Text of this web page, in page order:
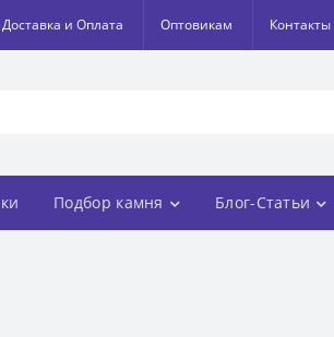
Доставка и Оплата Оптовикам Контакты
Подбор камня Блог-Статьи